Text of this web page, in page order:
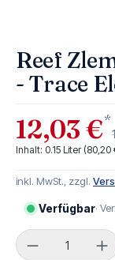
Reef
- Trace
12,03 €*
Inhalt: 0.15 Liter (80,20
inkl. MwSt., zzgl.
Verfügbar·
Produkt